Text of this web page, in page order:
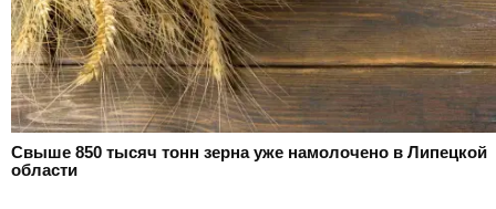
Свыше 850 тысяч тонн зерна уже намолочено в Липецкой
области